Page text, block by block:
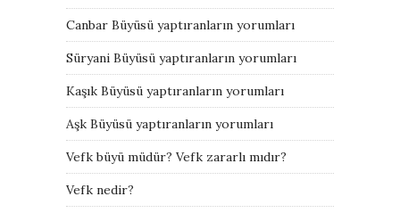
Canbar Büyüsü yaptıranların yorumları
Süryani Büyüsü yaptıranların yorumları
Kaşık Büyüsü yaptıranların yorumları
Aşk Büyüsü yaptıranların yorumları
Vefk büyü müdür? Vefk zararlı mıdır?
Vefk nedir?